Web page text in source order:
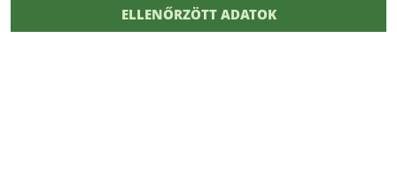
ELLENŐRZÖTT ADATOK